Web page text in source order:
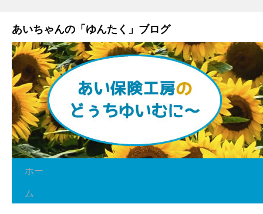
あいちゃんの「ゆんたく」ブログ
ホー
ム